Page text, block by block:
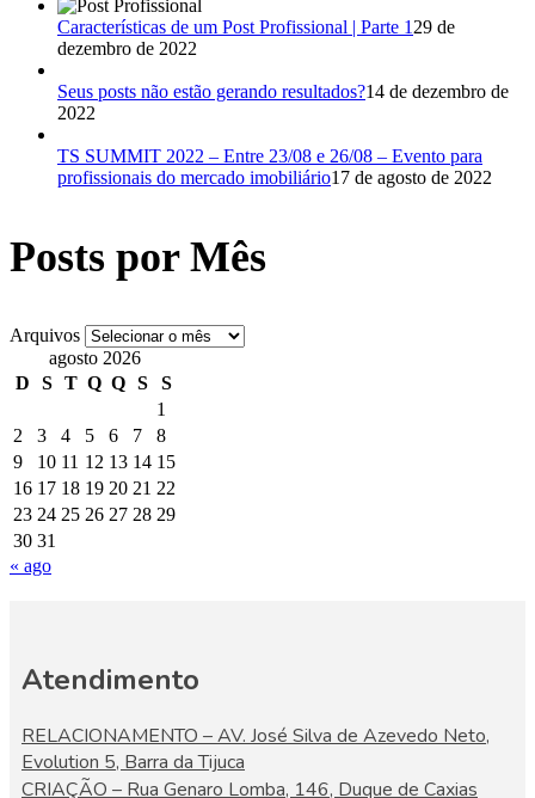
Características de um Post Profissional | Parte 1 29 de
dezembro de 2022
Seus posts não estão gerando resultados?14 de dezembro de
2022
TS SUMMIT 2022 – Entre 23/08 e 26/08 – Evento para
profissionais do mercado imobiliário17 de agosto de 2022
Posts por Mês
Arquivos
agosto 2026
D
S T Q Q S
S
1
2
3 4 5 6 7
8
9
10 11 12 13 14 15
16 17 18 19 20 21 22
23 24 25 26 27 28 29
30 31
« ago
Atendimento
RELACIONAMENTO – AV. José Silva de Azevedo Neto,
Evolution 5, Barra da Tijuca
CRIAÇÃO – Rua Genaro Lomba, 146, Duque de Caxias